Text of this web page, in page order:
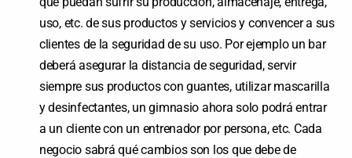
uso, etc. de sus productos y servicios y convencer a sus
clientes de la seguridad de su uso. Por ejemplo un bar
deberá asegurar la distancia de seguridad, servir
siempre sus productos con guantes, utilizar mascarilla
y desinfectantes, un gimnasio ahora solo podrá entrar
a un cliente con un entrenador por persona, etc. Cada
negocio sabrá qué cambios son los que debe de